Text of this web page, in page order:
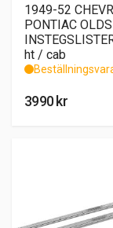
1949-52
PONTIAC OLDS
ht / cab
3990kr